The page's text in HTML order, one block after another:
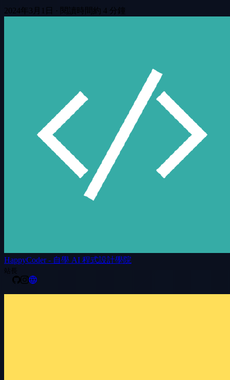
2024年3月1日 · 閱讀時間約 4 分鐘
HappyCoder - 自學 AI 程式設計學院
站長